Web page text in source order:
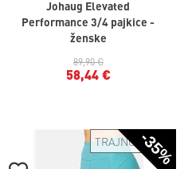
Johaug Elevated
Performance 3/4 pajkice -
ženske
89,90 €
58,44 €
-35%
TRAJNOSTNO